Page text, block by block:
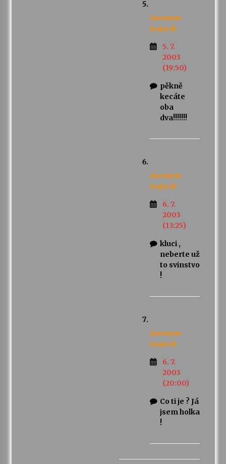
Anonym
napsal:
5. 7.
2003
(19:50)
pěkně
kecáte
oba
dva!!!!!!!
Anonym
napsal:
6. 7.
2003
(13:25)
kluci ,
neberte už
to svinstvo
!
Anonym
napsal:
6. 7.
2003
(20:00)
Co ti je ? Já
jsem holka
!